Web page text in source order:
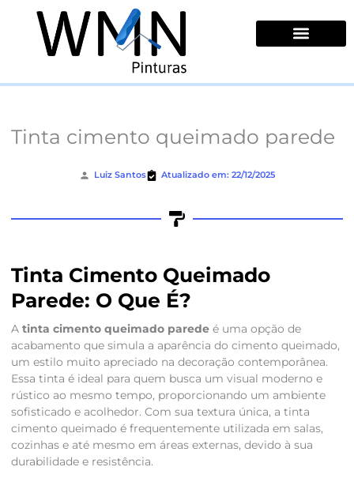
conteúdo
Tinta cimento queimado parede
Luiz Santos Atualizado em: 22/12/2025
Tinta Cimento Queimado
Parede: O Que É?
A tinta cimento queimado paredeé uma opção de
acabamento que simula a aparência do cimento queimado,
um estilo muito apreciado na decoração contemporânea.
Essa tinta é ideal para quem busca um visual moderno e
rústico ao mesmo tempo, proporcionando um ambiente
sofisticado e acolhedor. Com sua textura única, a tinta
cimento queimado é frequentemente utilizada em salas,
cozinhas e até mesmo em áreas externas, devido à sua
durabilidade e resistência.